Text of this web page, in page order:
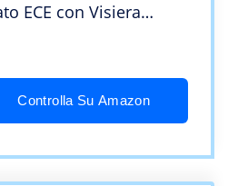
ECE con Visiera
Casco Moto Modulare
/ ROSSO OPACO |
Controlla Su Amazon